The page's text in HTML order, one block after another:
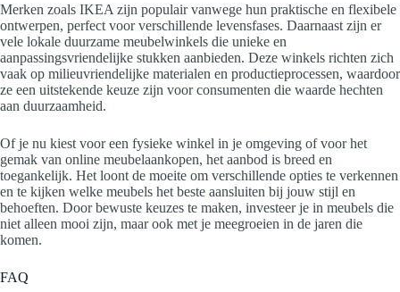
Merken zoals IKEA zijn populair vanwege hun praktische en flexibele
ontwerpen, perfect voor verschillende levensfases. Daarnaast zijn er
vele lokale duurzame meubelwinkels die unieke en
aanpassingsvriendelijke stukken aanbieden. Deze winkels richten zich
vaak op milieuvriendelijke materialen en productieprocessen, waardoor
ze een uitstekende keuze zijn voor consumenten die waarde hechten
aan duurzaamheid.
Of je nu kiest voor een fysieke winkel in je omgeving of voor het
gemak van online meubelaankopen, het aanbod is breed en
toegankelijk. Het loont de moeite om verschillende opties te verkennen
en te kijken welke meubels het beste aansluiten bij jouw stijl en
behoeften. Door bewuste keuzes te maken, investeer je in meubels die
niet alleen mooi zijn, maar ook met je meegroeien in de jaren die
komen.
FAQ